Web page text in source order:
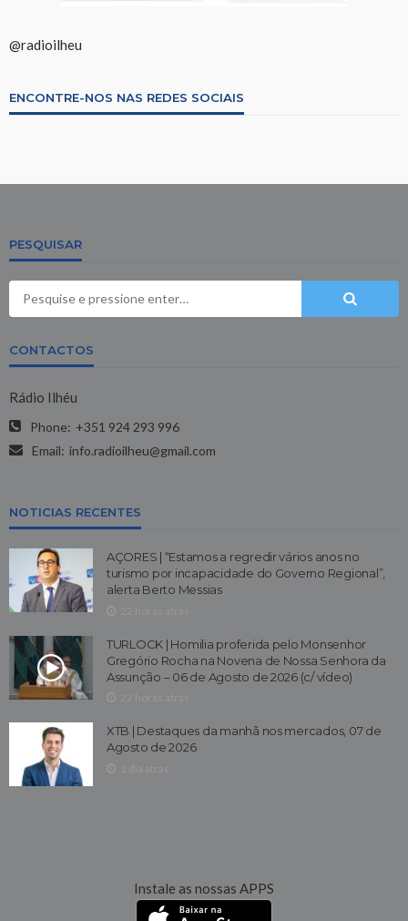
@radioilheu
ENCONTRE-NOS NAS REDES SOCIAIS
PESQUISAR
CONTACTOS
Rádio Ilhéu
Phone: +351 924 293 996
Email: info.radioilheu@gmail.com
NOTICIAS RECENTES
AÇORES | “Estamos a regredir vários anos no
turismo por incapacidade do Governo Regional”,
alerta Berto Messias
TURLOCK | Homilia proferida pelo Monsenhor
Gregório Rocha na Novena de Nossa Senhora da
Assunção – 06 de Agosto de 2026 (c/ vídeo)
XTB | Destaques da manhã nos mercados, 07 de
Agosto de 2026
Instale as nossas APPS